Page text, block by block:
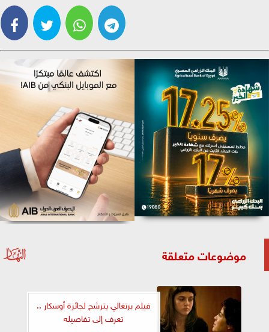
موضوعات متعلقة
فيلم برتغالي يترشح لجائزة أوسكار ..
تعرف إلى تفاصيله